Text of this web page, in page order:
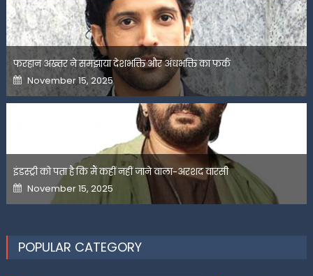
फरहान अख्तर ने समझाया देशभक्ति और अंधभक्ति का फर्क
Posted
on
November 15, 2025
इंडस्ट्री को पता है कि मैं कहीं नहीं जाने वाला-अरशद वारसी
Posted
on
November 15, 2025
POPULAR CATEGORY